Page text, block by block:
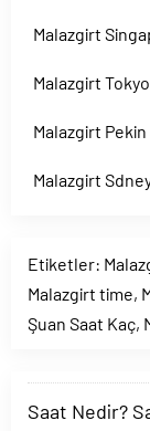
Malazgirt
Malazgirt
Malazgirt Pekin
Malazgirt
Etiketler:
Malazgirt time,
Şuan Saat Kaç,
Saat Nedir?